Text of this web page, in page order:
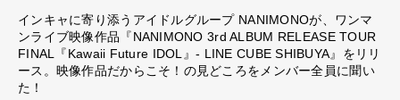
インキャに寄り添うアイドルグループ NANIMONOが、ワンマ
ンライブ映像作品『NANIMONO 3rd ALBUM RELEASE TOUR
FINAL『Kawaii Future IDOL』- LINE CUBE SHIBUYA』をリリ
ース。映像作品だからこそ！の見どころをメンバー全員に聞い
た！